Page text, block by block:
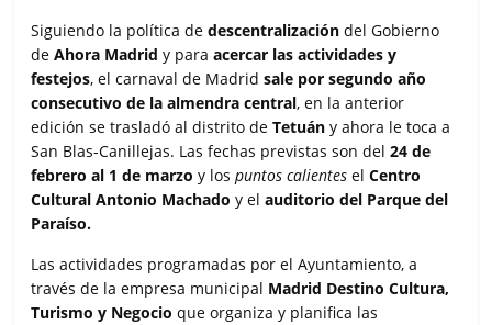
c
e
b
o
o
k
i
t
t
e
r
a
t
s
A
p
p
a
i
l
m
p
a
r
t
i
r
Siguiendo la política dedescentralización del Gobierno
deAhora Madrid y paraacercar las actividades y
festejos, el carnaval de Madridsale por segundo año
consecutivo de la almendra central, en la anterior
edición se trasladó al distrito deTetuány ahora le toca a
San Blas-Canillejas. Las fechas previstas son del24 de
febrero al 1 de marzo y lospuntos calientes elCentro
Cultural Antonio Machado y elauditorio del Parque del
Paraíso.
Las actividades programadas por el Ayuntamiento, a
través de la empresa municipal Madrid Destino Cultura,
Turismo y Negocio que organiza y planifica las